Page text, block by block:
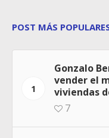
POST MÁS
1
Gonzalo
vender el
viviendas
7